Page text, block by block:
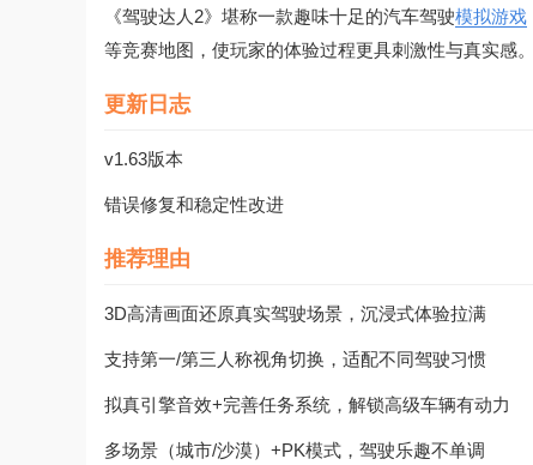
《驾驶达人2》堪称一款趣味十足的汽车驾驶模拟游戏
等竞赛地图，使玩家的体验过程更具刺激性与真实感。
更新日志
v1.63版本
错误修复和稳定性改进
推荐理由
3D高清画面还原真实驾驶场景，沉浸式体验拉满
支持第一/第三人称视角切换，适配不同驾驶习惯
拟真引擎音效+完善任务系统，解锁高级车辆有动力
多场景（城市/沙漠）+PK模式，驾驶乐趣不单调